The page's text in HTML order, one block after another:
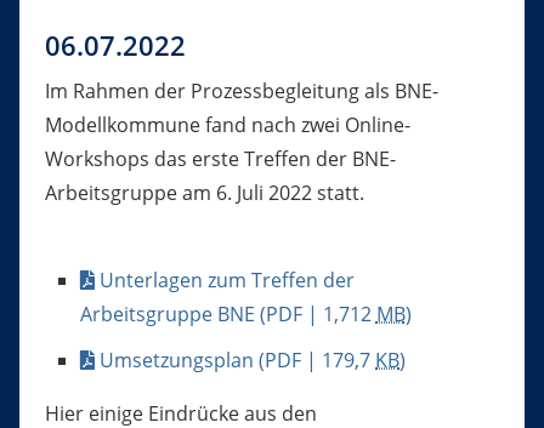
06.07.2022
Im Rahmen der Prozessbegleitung als BNE-
Modellkommune fand nach zwei Online-
Workshops das erste Treffen der BNE-
Arbeitsgruppe am 6. Juli 2022 statt.
Unterlagen zum Treffen der
Arbeitsgruppe BNE (PDF | 1,712 MB)
Umsetzungsplan (PDF | 179,7 KB)
Hier einige Eindrücke aus den